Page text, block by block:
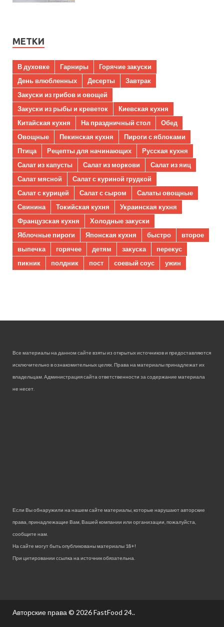
МЕТКИ
В духовке Гарниры
Горячие закуски
День влюбленных
Десерты
Завтрак
Закуски из грибов и овощей
Закуски из рыбы и креветок
Киевская кухня
Китайская кухня
На праздничный стол
Обед
Овощные
Пекинская кухня
Пироги с яблоками
Птица
Рецепты для начинающих
Русская кухня
Салат из капусты
Салат из моркови
Салат из яиц
Салат мясной
Салат с куриной грудкой
Салат с курицей
Салат с сыром
Салаты овощные
Свинина
Токийская кухня
Украинская кухня
Французская кухня
Холодные закуски
Яблочные пироги
Японская кухня быстро
второе
выпечка
горячее детям закуска
перекус
пикник
полдник пост соевый соус ужин
Все материалы на данном сайте взяты из открытых источников и предоставляются
исключительно в ознакомительных целях. Права на материалы принадлежат их
владельцам. Администрация сайта ответственности за содержание материала
не несет.
Если Вы обнаружили на нашем сайте материалы, которые нарушают авторские
права, принадлежащие Вам, Вашей компании или организации, пожалуйста,
сообщите нам.
На сайте могут быть опубликованы материалы 18+!
При цитировании ссылка на источник обязательна.
Авторские права © 2026FastFood 24..